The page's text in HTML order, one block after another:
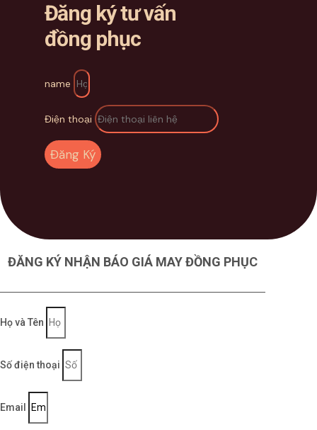
Đăng ký tư vấn
đồng phục
name
Điện thoại
Đăng Ký
ĐĂNG KÝ NHẬN BÁO GIÁ MAY ĐỒNG PHỤC
Họ và Tên
Số điện thoại
Email